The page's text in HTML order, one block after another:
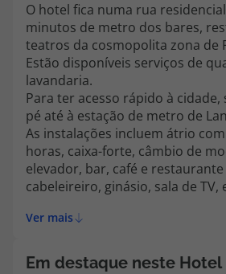
218 925 471
Custo de uma chamada para a rede
A sua agência de viagens Top Atlântico tem a
sempre mais perto de si, para maior
na marcação das suas viagens, tem ainda ao
center a funcionar todos os dias úteis das
das 10:00 às 14:00.
topatlantico@topatlantico.com
O hotel fica numa rua
minutos de metro dos bares,
teatros da cosmopolita zona de
Estão disponíveis serviços de
lavandaria.
Para ter acesso rápido à cidade,
pé até à estação de metro de
As instalações incluem átrio
horas, caixa-forte, câmbio de
elevador, bar, café e restaurante
cabeleireiro, ginásio, sala de TV,
Ver mais
Em destaque neste Hotel